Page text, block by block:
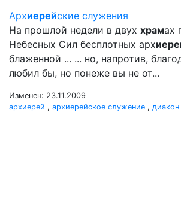
Архиерейские служения
На прошлой недели в двух храмах
Небесных Сил бесплотных арх
блаженной ... ... но, напротив,
любил бы, но понеже вы не от...
Изменен: 23.11.2009
архиерей , архиерейское служение , диакон